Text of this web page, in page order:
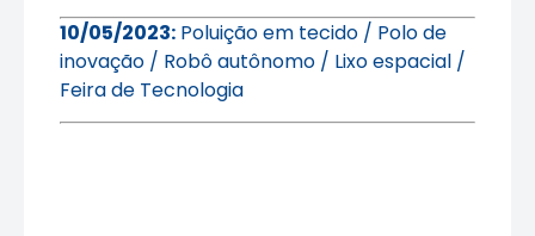
10/05/2023: Poluição em tecido / Polo de
inovação / Robô autônomo / Lixo espacial /
Feira de Tecnologia